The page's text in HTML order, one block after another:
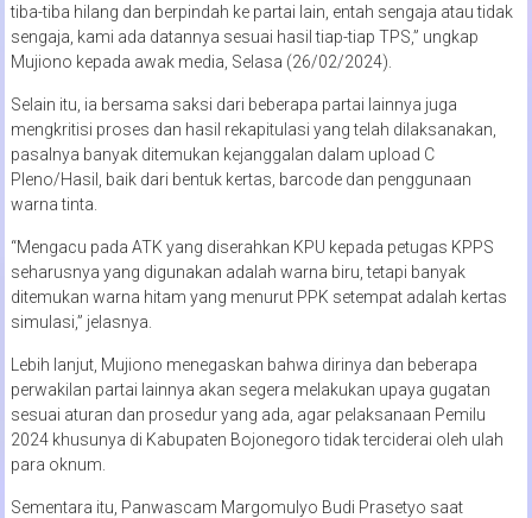
tiba-tiba hilang dan berpindah ke partai lain, entah sengaja atau tidak
sengaja, kami ada datannya sesuai hasil tiap-tiap TPS,” ungkap
Mujiono kepada awak media, Selasa (26/02/2024).
Selain itu, ia bersama saksi dari beberapa partai lainnya juga
mengkritisi proses dan hasil rekapitulasi yang telah dilaksanakan,
pasalnya banyak ditemukan kejanggalan dalam upload C
Pleno/Hasil, baik dari bentuk kertas, barcode dan penggunaan
warna tinta.
“Mengacu pada ATK yang diserahkan KPU kepada petugas KPPS
seharusnya yang digunakan adalah warna biru, tetapi banyak
ditemukan warna hitam yang menurut PPK setempat adalah kertas
simulasi,” jelasnya.
Lebih lanjut, Mujiono menegaskan bahwa dirinya dan beberapa
perwakilan partai lainnya akan segera melakukan upaya gugatan
sesuai aturan dan prosedur yang ada, agar pelaksanaan Pemilu
2024 khusunya di Kabupaten Bojonegoro tidak terciderai oleh ulah
para oknum.
Sementara itu, Panwascam Margomulyo Budi Prasetyo saat